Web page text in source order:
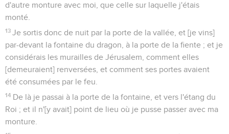
d'autre monture avec moi, que celle sur laquelle j'étais
monté.
13 Je sortis donc de nuit par la porte de la vallée, et [je vins]
par-devant la fontaine du dragon, à la porte de la fiente ; et je
considérais les murailles de Jérusalem, comment elles
[demeuraient] renversées, et comment ses portes avaient
été consumées par le feu.
14 De là je passai à la porte de la fontaine, et vers l'étang du
Roi ; et il n'[y avait] point de lieu où je pusse passer avec ma
monture.